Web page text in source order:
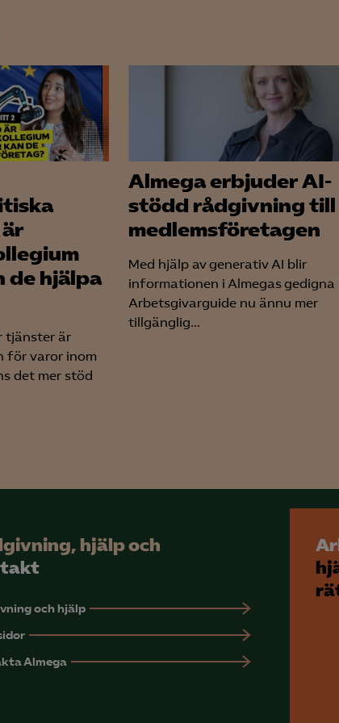
de hjälpa
tjänster är
för varor inom
det mer stöd
Almega erbjuder AI-
stödd rådgivning till
medlemsföretagen
Med hjälp av generativ AI blir
informationen i Almegas gedigna
Arbetsgivarguide nu ännu mer
tillgänglig...
hjälp och
och hjälp
Almega